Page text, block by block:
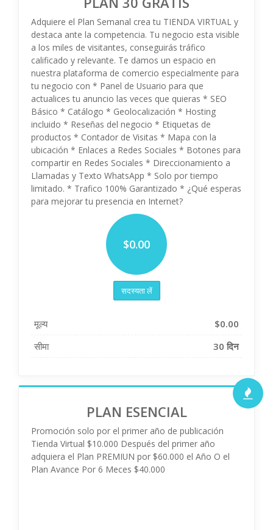
Adquiere el Plan Semanal crea tu TIENDA VIRTUAL y
destaca ante la competencia. Tu negocio esta visible
a los miles de visitantes, conseguirás tráfico
calificado y relevante. Te damos un espacio en
nuestra plataforma de comercio especialmente para
tu negocio con * Panel de Usuario para que
actualices tu anuncio las veces que quieras * SEO
Básico * Catálogo * Geolocalización * Hosting
incluido * Reseñas del negocio * Etiquetas de
productos * Contador de Visitas * Mapa con la
ubicación * Enlaces a Redes Sociales * Botones para
compartir en Redes Sociales * Direccionamiento a
Llamadas y Texto WhatsApp * Solo por tiempo
limitado. * Trafico 100% Garantizado * ¿Qué esperas
para mejorar tu presencia en Internet?
$0.00
सदस्यता लें
मूल्य
$0.00
सीमा
30 दिन
PLAN ESENCIAL
Promoción solo por el primer año de publicación
Tienda Virtual $10.000 Después del primer año
adquiera el Plan PREMIUN por $60.000 el Año O el
Plan Avance Por 6 Meces $40.000